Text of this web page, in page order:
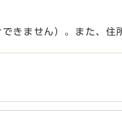
きません）。また、住